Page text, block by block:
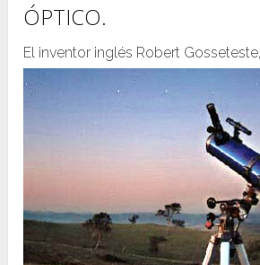
ÓPTICO.
El inventor inglés Robert Gosseteste